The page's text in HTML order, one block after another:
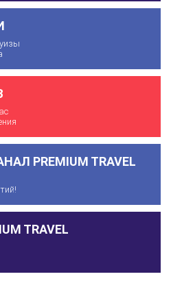
PREMIUM TRAVEL
TRAVEL